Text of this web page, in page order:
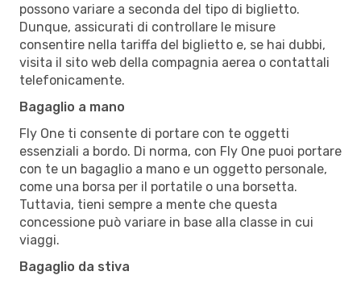
possono variare a seconda del tipo di biglietto.
Dunque, assicurati di controllare le misure
consentire nella tariffa del biglietto e, se hai dubbi,
visita il sito web della compagnia aerea o contattali
telefonicamente.
Bagaglio a mano
Fly One ti consente di portare con te oggetti
essenziali a bordo. Di norma, con Fly One puoi portare
con te un bagaglio a mano e un oggetto personale,
come una borsa per il portatile o una borsetta.
Tuttavia, tieni sempre a mente che questa
concessione può variare in base alla classe in cui
viaggi.
Bagaglio da stiva